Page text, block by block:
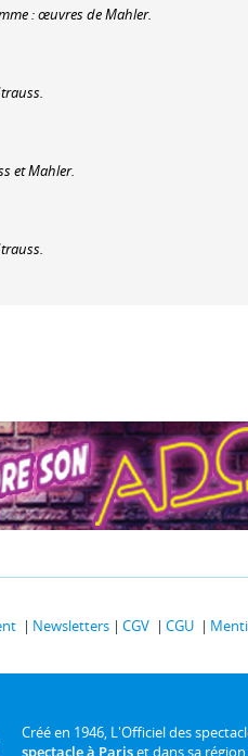
: œuvres de Mahler.
et Mahler.
Newsletters CGV CGU
Créé en 1946, L'Officiel des
spectacle à Pariset dans sa